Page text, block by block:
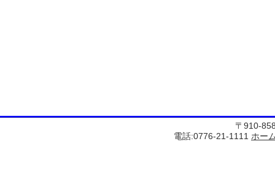
〒910-
電話:0776-21-1111 ホー